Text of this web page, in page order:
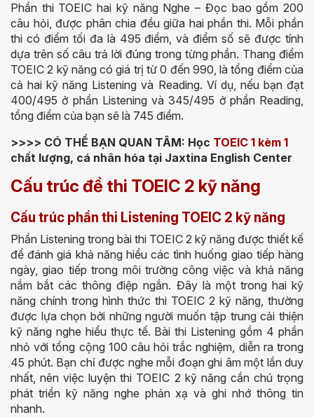
Phần thi TOEIC hai kỹ năng Nghe – Đọc bao gồm 200
câu hỏi, được phân chia đều giữa hai phần thi. Mỗi phần
thi có điểm tối đa là 495 điểm, và điểm số sẽ được tính
dựa trên số câu trả lời đúng trong từng phần. Thang điểm
TOEIC 2 kỹ năng có giá trị từ 0 đến 990, là tổng điểm của
cả hai kỹ năng Listening và Reading. Ví dụ, nếu bạn đạt
400/495 ở phần Listening và 345/495 ở phần Reading,
tổng điểm của bạn sẽ là 745 điểm.
>>>> CÓ THỂ BẠN QUAN TÂM: Học TOEIC 1 kèm 1
chất lượng, cá nhân hóa tại Jaxtina English Center
Cấu trúc đề thi TOEIC 2 kỹ năng
Cấu trúc phần thi Listening TOEIC 2 kỹ năng
Phần Listening trong bài thi TOEIC 2 kỹ năng được thiết kế
để đánh giá khả năng hiểu các tình huống giao tiếp hàng
ngày, giao tiếp trong môi trường công việc và khả năng
nắm bắt các thông điệp ngắn. Đây là một trong hai kỹ
năng chính trong hình thức thi TOEIC 2 kỹ năng, thường
được lựa chọn bởi những người muốn tập trung cải thiện
kỹ năng nghe hiểu thực tế. Bài thi Listening gồm 4 phần
nhỏ với tổng cộng 100 câu hỏi trắc nghiệm, diễn ra trong
45 phút. Bạn chỉ được nghe mỗi đoạn ghi âm một lần duy
nhất, nên việc luyện thi TOEIC 2 kỹ năng cần chú trọng
phát triển kỹ năng nghe phản xạ và ghi nhớ thông tin
nhanh.